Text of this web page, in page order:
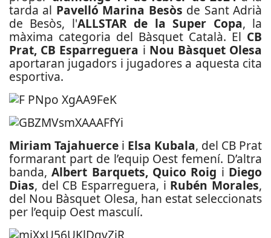
tarda al Pavelló Marina Besòs de Sant Adrià
de Besòs, l'ALLSTAR de la Super Copa, la
màxima categoria del Bàsquet Català. El CB
Prat, CB Esparreguera i Nou Bàsquet Olesa
aportaran jugadors i jugadores a aquesta cita
esportiva.
Miriam Tajahuerce i Elsa Kubala, del CB Prat
formarant part de l’equip Oest femení. D’altra
banda,Albert Barquets, Quico Roig i Diego
Dias, del CB Esparreguera, i Rubén Morales,
del Nou Bàsquet Olesa, han estat seleccionats
per l’equip Oest masculí.